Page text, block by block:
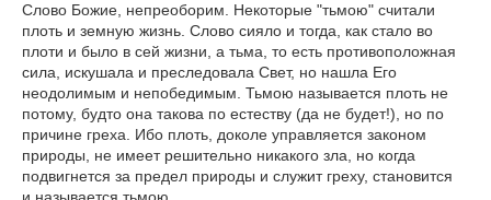
Слово Божие, непреоборим. Некоторые "тьмою" считали
плоть и земную жизнь. Слово сияло и тогда, как стало во
плоти и было в сей жизни, а тьма, то есть противоположная
сила, искушала и преследовала Свет, но нашла Его
неодолимым и непобедимым. Тьмою называется плоть не
потому, будто она такова по естеству (да не будет!), но по
причине греха. Ибо плоть, доколе управляется законом
природы, не имеет решительно никакого зла, но когда
подвигнется за предел природы и служит греху, становится